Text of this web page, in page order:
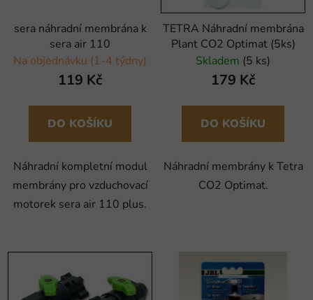
sera náhradní membrána k
sera air 110
Na objednávku (1-4 týdny)
119 Kč
DO KOŠÍKU
Náhradní kompletní modul
membrány pro vzduchovací
motorek sera air 110 plus.
TETRA Náhradní membrána
Plant CO2 Optimat (5ks)
Skladem (5 ks)
179 Kč
DO KOŠÍKU
Náhradní membrány k Tetra
CO2 Optimat.